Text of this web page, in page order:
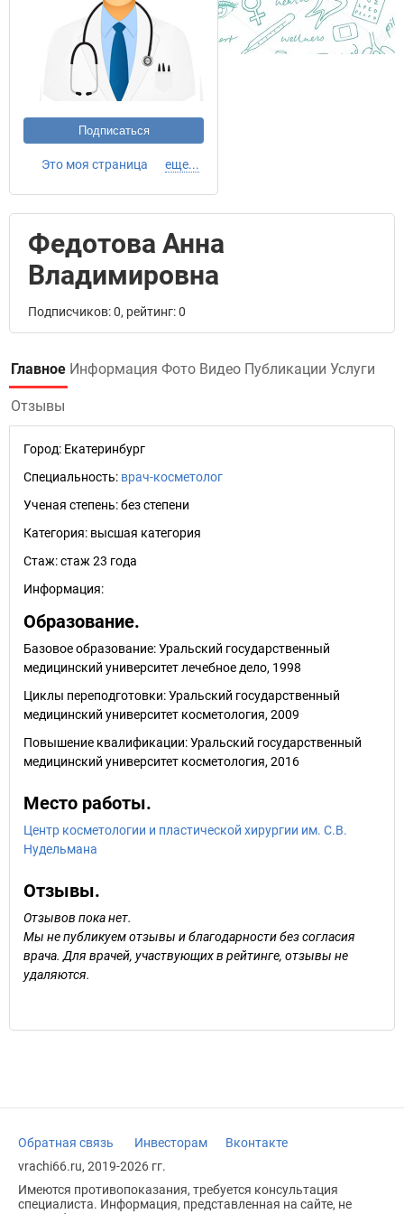
Подписаться
Это моя страница еще...
Федотова Анна
Владимировна
Подписчиков: 0, рейтинг: 0
Главное Информация Фото Видео Публикации Услуги
Отзывы
Город: Екатеринбург
Специальность: врач-косметолог
Ученая степень:без степени
Категория: высшая категория
Стаж:стаж 23 года
Информация:
Образование.
Базовое образование: Уральский государственный
медицинский университет лечебное дело, 1998
Циклы переподготовки: Уральский государственный
медицинский университет косметология, 2009
Повышение квалификации: Уральский государственный
медицинский университет косметология, 2016
Место работы.
Центр косметологии и пластической хирургии им. С.В.
Нудельмана
Отзывы.
Отзывов пока нет.
Мы не публикуем отзывы и благодарности без согласия
врача. Для врачей, участвующих в рейтинге, отзывы не
удаляются.
Обратная связь Инвесторам
Вконтакте
vrachi66.ru, 2019-2026 гг.
Имеются противопоказания, требуется консультация
специалиста. Информация, представленная на сайте, не